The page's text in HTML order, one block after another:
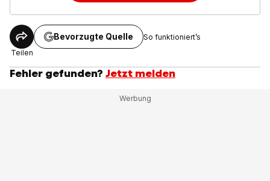
Teilen
Bevorzugte Quelle So funktioniert’s
Fehler gefunden? Jetzt melden